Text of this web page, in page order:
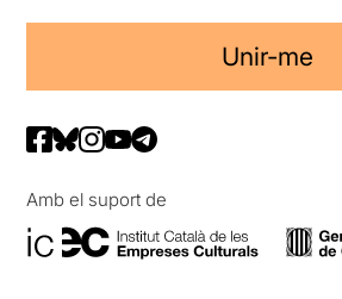
Unir-me
Amb el suport de